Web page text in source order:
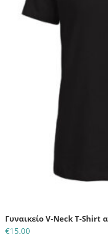
€15.00